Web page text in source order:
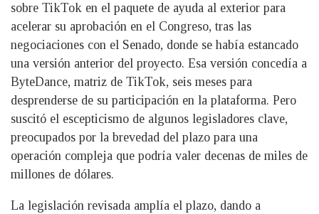
sobre TikTok en el paquete de ayuda al exterior para
acelerar su aprobación en el Congreso, tras las
negociaciones con el Senado, donde se había estancado
una versión anterior del proyecto. Esa versión concedía a
ByteDance, matriz de TikTok, seis meses para
desprenderse de su participación en la plataforma. Pero
suscitó el escepticismo de algunos legisladores clave,
preocupados por la brevedad del plazo para una
operación compleja que podría valer decenas de miles de
millones de dólares.
La legislación revisada amplía el plazo, dando a